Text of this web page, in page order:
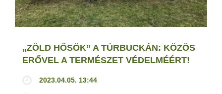
„ZÖLD HŐSÖK” A TÚRBUCKÁN: KÖZÖS
ERŐVEL A TERMÉSZET VÉDELMÉÉRT!
2023.04.05. 13:44